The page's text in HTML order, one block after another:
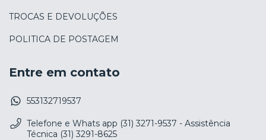
TROCAS E DEVOLUÇÕES
POLITICA DE POSTAGEM
Entre em contato
553132719537
Telefone e Whats app (31) 3271-9537 - Assistência
Técnica (31) 3291-8625